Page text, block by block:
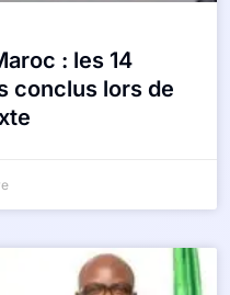
: les 14
conclus lors de